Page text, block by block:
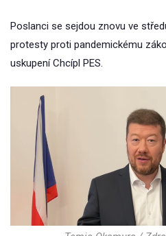
Poslanci se sejdou znovu ve
protesty proti pandemickému
uskupení Chcípl PES.